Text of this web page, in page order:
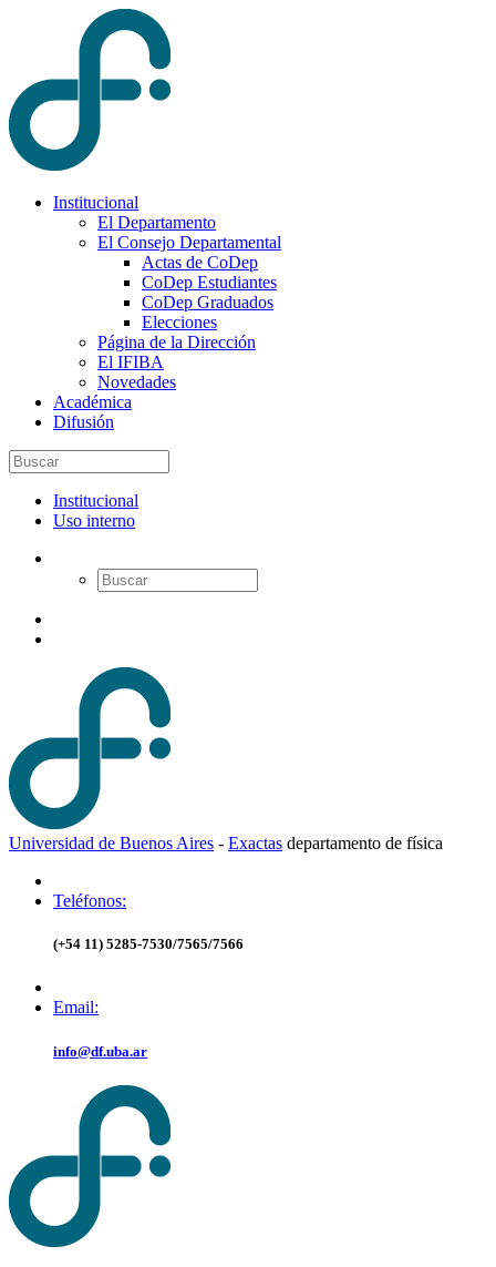
Institucional
El Departamento
El Consejo Departamental
Actas de CoDep
CoDep Estudiantes
CoDep Graduados
Elecciones
Página de la Dirección
El IFIBA
Novedades
Académica
Difusión
Institucional
Uso interno
Universidad de Buenos Aires - Exactas departamento de física
Teléfonos:
(+54 11) 5285-7530/7565/7566
Email:
info@df.uba.ar